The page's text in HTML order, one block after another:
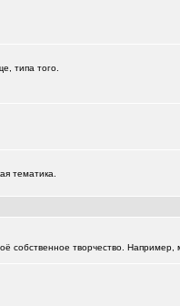
типа того.
тематика.
творчество. Например,